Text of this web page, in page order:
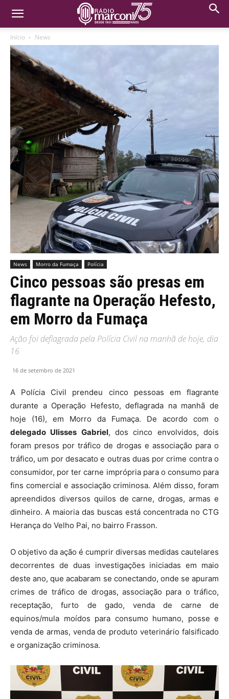
Início News
News Morro da Fumaça Polícia
Cinco pessoas são presas em
flagrante na Operação Hefesto,
em Morro da Fumaça
Ação foi deflagrada pela Polícia Civil na manhã de hoje, dia
16
16 de setembro de 2021
A Polícia Civil prendeu cinco pessoas em flagrante
durante a Operação Hefesto, deflagrada na manhã de
hoje (16), em Morro da Fumaça. De acordo com o
delegado Ulisses Gabriel, dos cinco envolvidos, dois
foram presos por tráfico de drogas e associação para o
tráfico, um por desacato e outras duas por crime contra o
consumidor, por ter carne imprópria para o consumo para
fins comercial e associação criminosa. Além disso, foram
apreendidos diversos quilos de carne, drogas, armas e
dinheiro. A maioria das buscas está concentrada no CTG
Herança do Velho Pai, no bairro Frasson.
O objetivo da ação é cumprir diversas medidas cautelares
decorrentes de duas investigações iniciadas em maio
deste ano, que acabaram se conectando, onde se apuram
crimes de tráfico de drogas, associação para o tráfico,
receptação, furto de gado, venda de carne de
equinos/mula moídos para consumo humano, posse e
venda de armas, venda de produto veterinário falsificado
e organização criminosa.